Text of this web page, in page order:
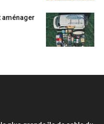
aménager